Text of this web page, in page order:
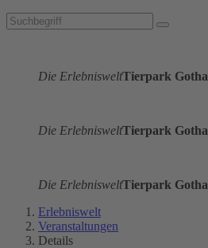
Die ErlebnisweltTierpark Gotha
Die ErlebnisweltTierpark Gotha
Die ErlebnisweltTierpark Gotha
Erlebniswelt
Veranstaltungen
Details